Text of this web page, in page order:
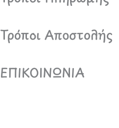
Τρόποι Αποστολής
ΕΠΙΚΟΙΝΩΝΙΑ